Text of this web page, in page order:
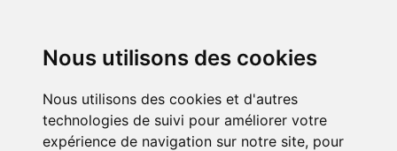
Nous utilisons des cookies
Nous utilisons des cookies et d'autres
technologies de suivi pour améliorer votre
expérience de navigation sur notre site, pour